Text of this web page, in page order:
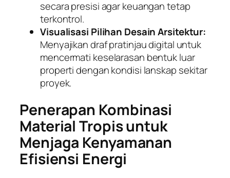
secara presisi agar keuangan tetap
terkontrol.
Visualisasi Pilihan Desain Arsitektur:
Menyajikan draf pratinjau digital untuk
mencermati keselarasan bentuk luar
properti dengan kondisi lanskap sekitar
proyek.
Penerapan Kombinasi
Material Tropis untuk
Menjaga Kenyamanan
Efisiensi Energi